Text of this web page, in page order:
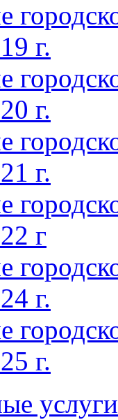
г.
г.
г.
г
г.
г.
услуги